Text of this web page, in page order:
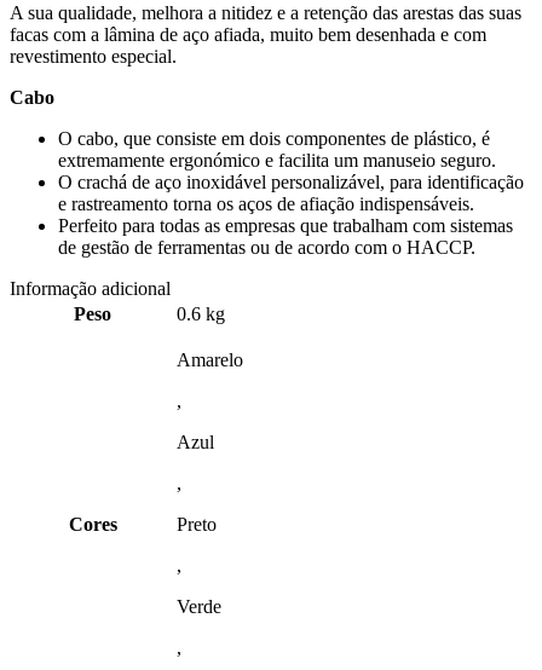
A sua qualidade, melhora a nitidez e a retenção das arestas das suas
facas com a lâmina de aço afiada, muito bem desenhada e com
revestimento especial.
Cabo
O cabo, que consiste em dois componentes de plástico, é
extremamente ergonómico e facilita um manuseio seguro.
O crachá de aço inoxidável personalizável, para identificação
e rastreamento torna os aços de afiação indispensáveis.
Perfeito para todas as empresas que trabalham com sistemas
de gestão de ferramentas ou de acordo com o HACCP.
Informação adicional
Peso
0.6 kg
Cores
Amarelo
,
Azul
,
Preto
,
Verde
,